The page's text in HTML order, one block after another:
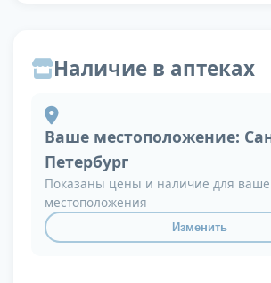
Наличие в аптеках
Ваше местоположение:
Петербург
Показаны цены и наличие для
местоположения
Изменить